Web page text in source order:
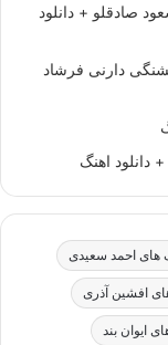
صادقلو + دانلود
دارنی فرشاد
اهنگ
های احمد سعیدی
افشین آذری
ایوان بند